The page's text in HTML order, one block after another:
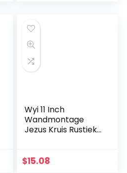
Wyi 11 Inch
Wandmontage
Jezus Kruis Rustieke
Zwart Heilige Jezus
$15.08